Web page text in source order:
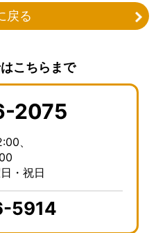
戻る
こちらまで
2075
、
・祝日
5914